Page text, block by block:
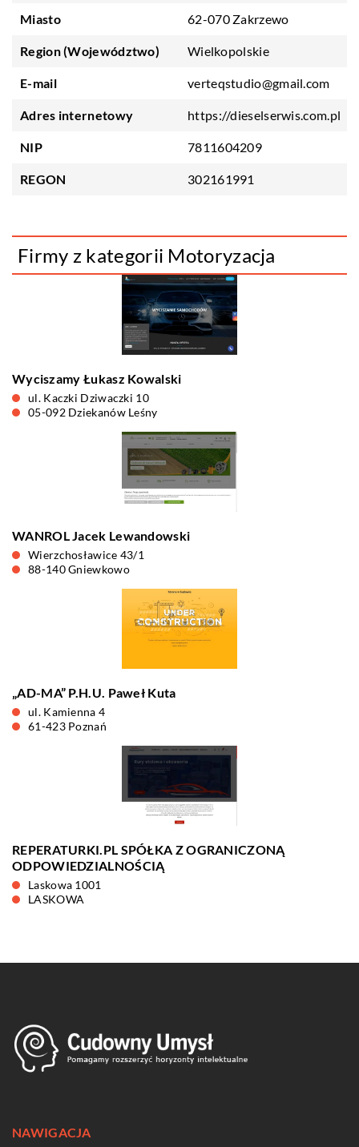
Miasto 62-070 Zakrzewo
Region (Województwo) Wielkopolskie
E-mail verteqstudio@gmail.com
Adres internetowy https://dieselserwis.com.pl
NIP 7811604209
REGON 302161991
Firmy z kategorii Motoryzacja
Wyciszamy Łukasz Kowalski
ul. Kaczki Dziwaczki 10
05-092 Dziekanów Leśny
WANROL Jacek Lewandowski
Wierzchosławice 43/1
88-140 Gniewkowo
„AD-MA” P.H.U. Paweł Kuta
ul. Kamienna 4
61-423 Poznań
REPERATURKI.PL SPÓŁKA Z OGRANICZONĄ
ODPOWIEDZIALNOŚCIĄ
Laskowa 1001
LASKOWA
NAWIGACJA